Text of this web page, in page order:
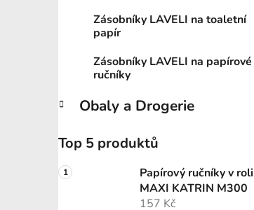
Zásobníky LAVELI na toaletní
papír
Zásobníky LAVELI na papírové
ručníky
Obaly a Drogerie
Top 5 produktů
Papírový ručníky v roli
MAXI KATRIN M300
157 Kč